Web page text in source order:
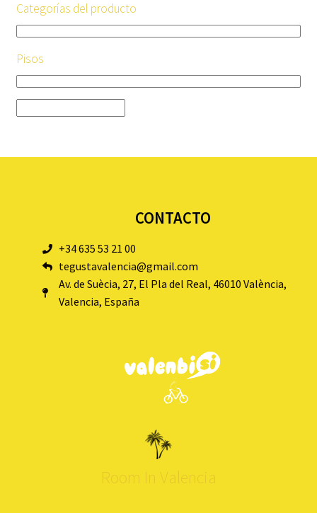
Categorías del producto
Pisos
CONTACTO
+34 635 53 21 00
tegustavalencia@gmail.com
Av. de Suècia, 27, El Pla del Real, 46010 València,
Valencia, España
Room In Valencia